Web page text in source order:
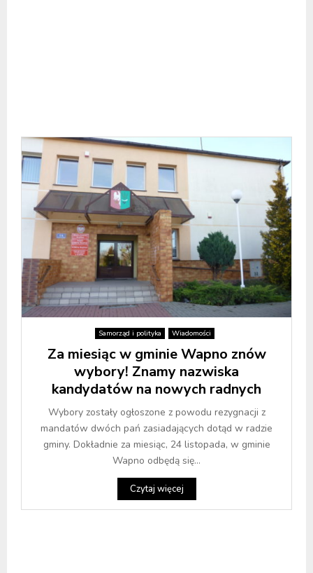
Samorząd i polityka Wiadomości
Za miesiąc w gminie Wapno znów
wybory! Znamy nazwiska
kandydatów na nowych radnych
Wybory zostały ogłoszone z powodu rezygnacji z
mandatów dwóch pań zasiadających dotąd w radzie
gminy. Dokładnie za miesiąc, 24 listopada, w gminie
Wapno odbędą się...
Czytaj więcej